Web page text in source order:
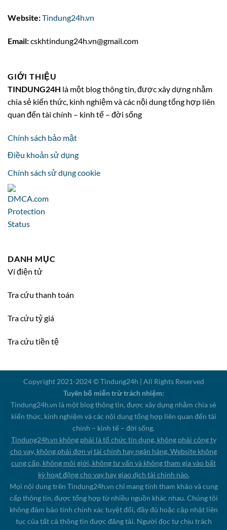
Website:Tindung24h.vn
Email:cskhtindung24h.vn@gmail.com
GIỚI THIỆU
TINDUNG24H là một blog thông tin, được xây dựng nhằm
chia sẻ kiến thức, kinh nghiệm và các nội dung tổng hợp liên
quan đến tài chính – kinh tế – đời sống
Chính sách bảo mật
Điều khoản sử dụng
Chính sách sử dụng cookie
DANH MỤC
Ví điện tử
Tra cứu thanh toán
Tra cứu tỷ giá
Tra cứu tiền tệ
Copyright 2021-2024 © Tindung24h | All Rights Reserved
Tuyên bố miễn trừ trách nhiệm:
Tindung24h.vn là một blog thông tin, được xây dựng nhằm chia sẻ
kiến thức, kinh nghiệm và các nội dung tổng hợp liên quan đến tài
chính – kinh tế – đời sống.
Tindung24h.vn không phải là tổ chức tín dụng, không phải công ty
cho vay, không phải đơn vị tài chính hay ngân hàng. Website không
cung cấp, không môi giới, không tư vấn và không tham gia vào bất
kỳ hoạt động cho vay hay giao dịch tài chính nào.
Mọi nội dung trên Tindung24h.vn chỉ mang tính tham khảo và cung
cấp thông tin, được tổng hợp từ nhiều nguồn khác nhau. Chúng tôi
không đảm bảo tính chính xác tuyệt đối, đầy đủ hoặc cập nhật liên
tục của tất cả thông tin được đăng tải. Người đọc tự chịu trách